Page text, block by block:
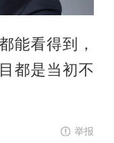
能看得到，
都是当初不
举报